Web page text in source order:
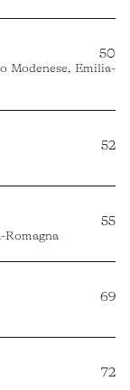
Modenese, Emilia-
50
52
55
69
72